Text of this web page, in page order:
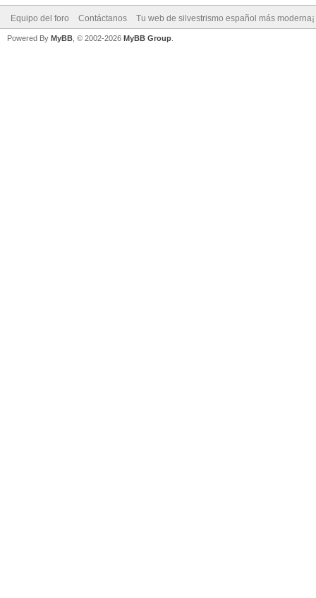
Equipo del foro Contáctanos Tu web de silvestrismo español más moderna¡
Powered By MyBB , © 2002-2026 MyBB Group